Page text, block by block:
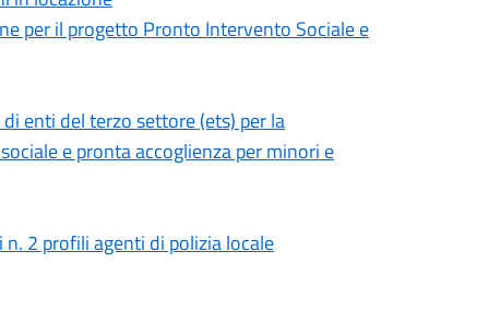
per il progetto Pronto Intervento Sociale e
enti del terzo settore (ets) per la
e pronta accoglienza per minori e
n. 2 profili agenti di polizia locale